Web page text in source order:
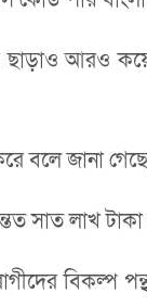
আরও
বলে জানা
সাত লাখ
বিকল্প